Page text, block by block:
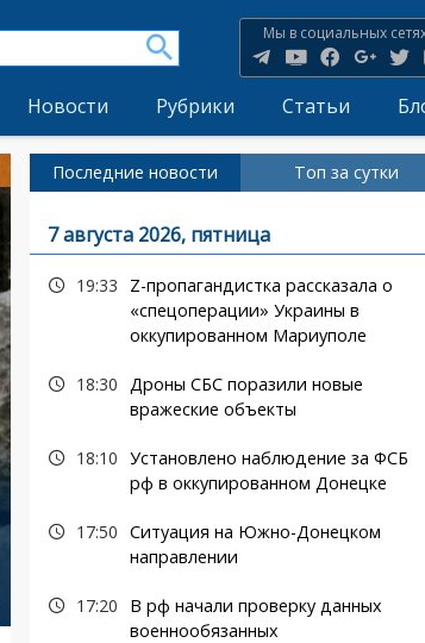
Мы в социальных
Новости Рубрики Статьи
Последние новости Топ за сутки
7 августа 2026, пятница
19:33
Z-пропагандистка рассказала о
«спецоперации» Украины в
оккупированном Мариуполе
18:30 Дроны СБС поразили новые
вражеские объекты
18:10 Установлено наблюдение за ФСБ
рф в оккупированном Донецке
17:50 Ситуация на Южно-Донецком
направлении
17:20
В рф начали проверку данных
военнообязанных